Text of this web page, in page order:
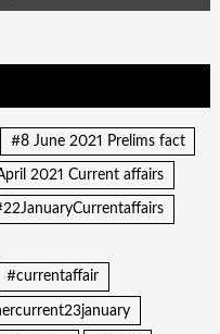
#8 June 2021 Prelims fact
2021 Current affairs
#currentaffair